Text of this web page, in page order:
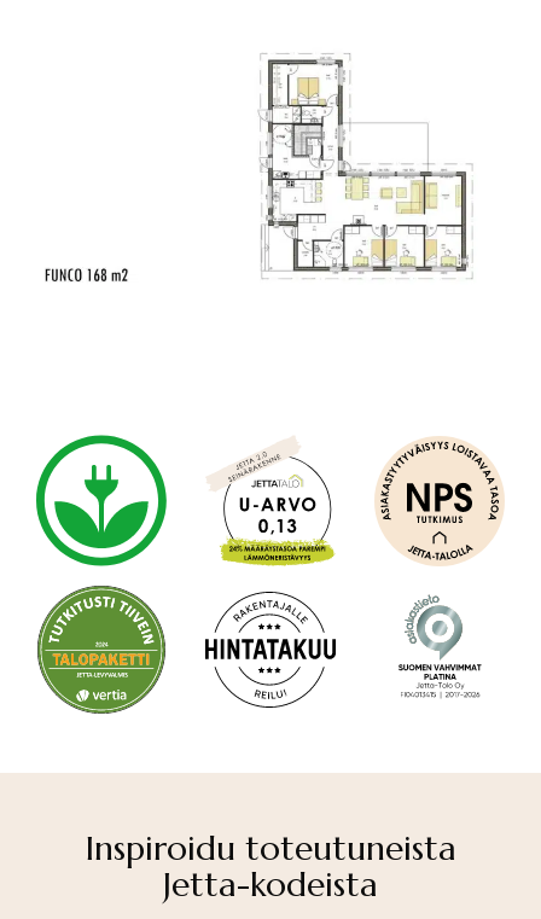
Inspiroidu toteutuneista
Jetta-kodeista